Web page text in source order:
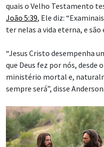
quais o Velho Testamento
João 5:39, Ele diz:
ter nelas a vida eterna, e
“Jesus Cristo desempenha
que Deus fez por nós, desde
ministério mortal e,
sempre será”, disse Anderson.